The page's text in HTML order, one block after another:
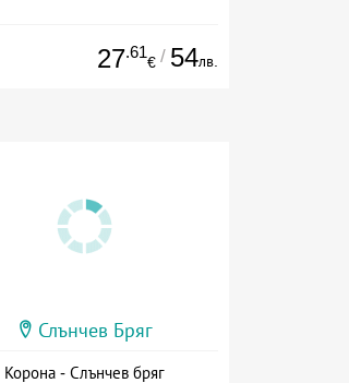
27.61
€ / 54лв.
Слънчев Бряг
Корона - Слънчев бряг